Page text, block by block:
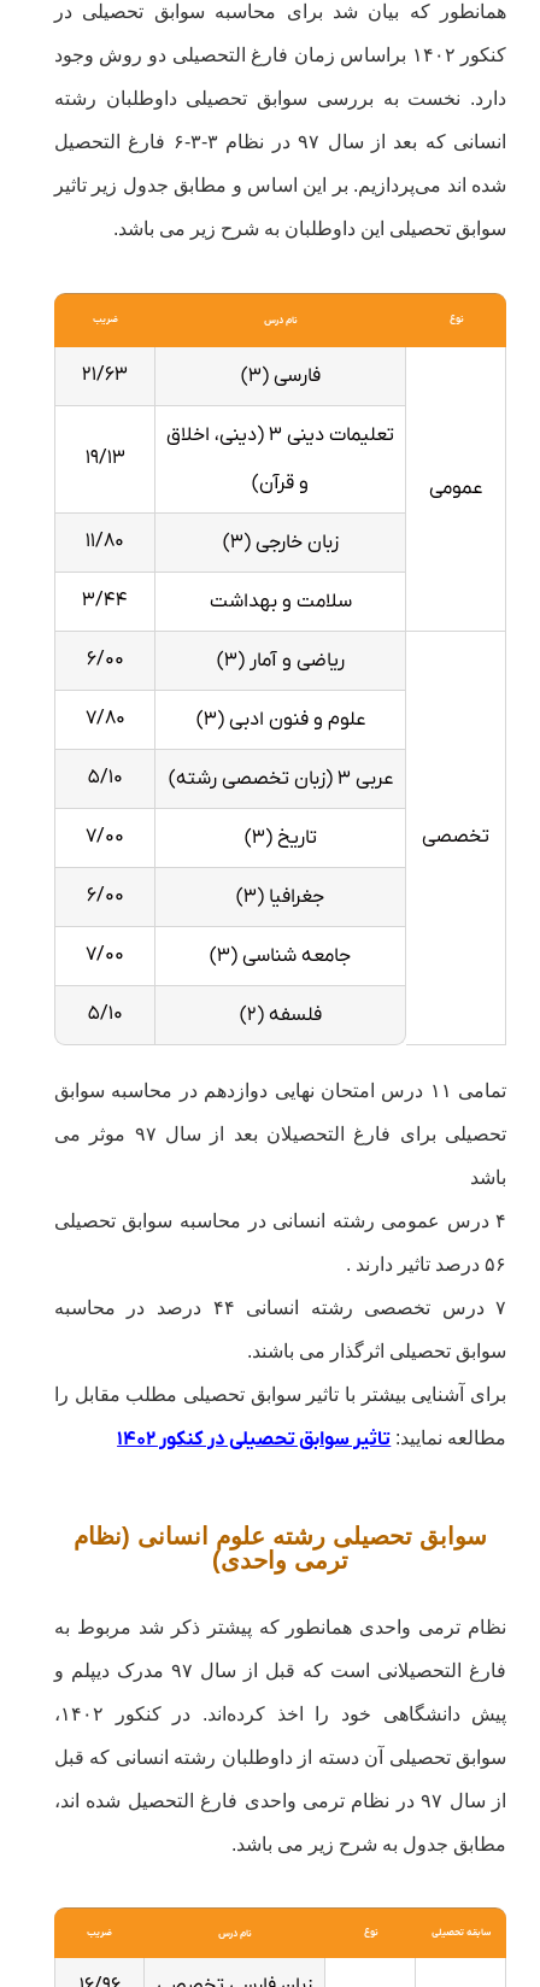
همانطور که بیان شد برای محاسبه سوابق تحصیلی در
کنکور ۱۴۰۲ براساس زمان فارغ التحصیلی دو روش وجود
دارد. نخست به بررسی سوابق تحصیلی داوطلبان رشته
انسانی که بعد از سال ۹۷ در نظام ۳-۳-۶ فارغ التحصیل
شده اند می‌پردازیم. بر این اساس و مطابق جدول زیر تاثیر
سوابق تحصیلی این داوطلبان به شرح زیر می باشد.
نوع نام درس ضریب
عمومی
فارسی (۳) ۲۱/۶۳
تعلیمات دینی ۳ (دینی، اخلاق
و قرآن)
۱۹/۱۳
زبان خارجی (۳) ۱۱/۸۰
سلامت و بهداشت ۳/۴۴
تخصصی
ریاضی و آمار (۳) ۶/۰۰
علوم و فنون ادبی (۳) ۷/۸۰
عربی ۳ (زبان تخصصی رشته) ۵/۱۰
تاریخ (۳) ۷/۰۰
جغرافیا (۳) ۶/۰۰
جامعه شناسی (۳) ۷/۰۰
فلسفه (۲) ۵/۱۰
تمامی ۱۱ درس امتحان نهایی دوازدهم در محاسبه سوابق
تحصیلی برای فارغ التحصیلان بعد از سال ۹۷ موثر می
باشد
۴ درس عمومی رشته انسانی در محاسبه سوابق تحصیلی
۵۶ درصد تاثیر دارند .
۷ درس تخصصی رشته انسانی ۴۴ درصد در محاسبه
سوابق تحصیلی اثرگذار می باشند.
برای آشنایی بیشتر با تاثیر سوابق تحصیلی مطلب مقابل را
مطالعه نمایید: تاثیر سوابق تحصیلی در کنکور ۱۴۰۲
سوابق تحصیلی رشته علوم انسانی (نظام
ترمی واحدی)
نظام ترمی واحدی همانطور که پیشتر ذکر شد مربوط به
فارغ التحصیلانی است که قبل از سال ۹۷ مدرک دیپلم و
پیش دانشگاهی خود را اخذ کرده‌اند. در کنکور ۱۴۰۲،
سوابق تحصیلی آن دسته از داوطلبان رشته انسانی که قبل
از سال ۹۷ در نظام ترمی واحدی فارغ التحصیل شده اند،
مطابق جدول به شرح زیر می باشد.
سابقه تحصیلی نوع نام درس ضریب